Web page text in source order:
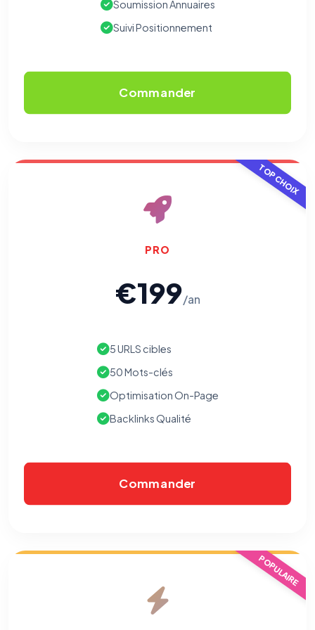
Soumission Annuaires
Suivi Positionnement
Commander
TOP CHOIX
PRO
€199/an
5 URLS cibles
50 Mots-clés
Optimisation On-Page
Backlinks Qualité
Commander
POPULAIRE
(cadre distinct du site web). Pour vous y
lien dédié en pied de chaque courriel